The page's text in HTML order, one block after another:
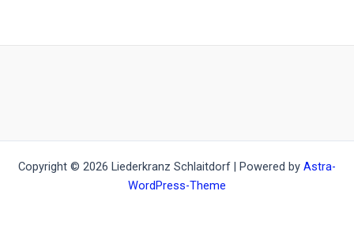
Copyright © 2026 Liederkranz Schlaitdorf | Powered by Astra-
WordPress-Theme